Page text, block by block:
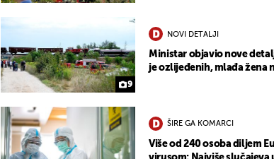
9
NOVI DETALJI
Ministar objavio nove
je ozlijeđenih, mlađa žena
ŠIRE GA KOMARCI
Više od 240 osoba diljem